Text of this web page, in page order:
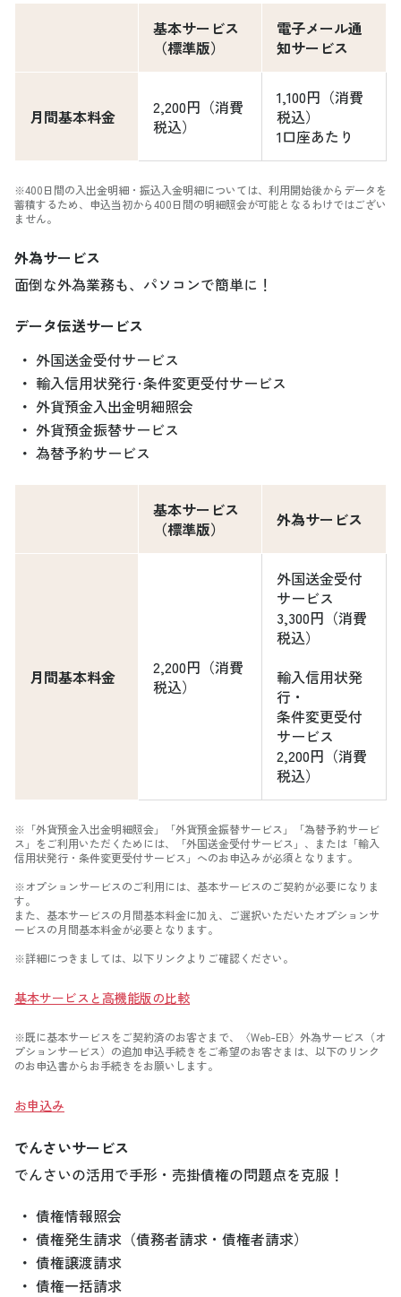
基本サービス
（標準版）
電子メール通
知サービス
月間基本料金
2,200円（消費
税込）
1,100円（消費
税込）
1口座あたり
※400日間の入出金明細・振込入金明細については、利用開始後からデータを
蓄積するため、申込当初から400日間の明細照会が可能となるわけではござい
ません。
外為サービス
面倒な外為業務も、パソコンで簡単に！
データ伝送サービス
・ 外国送金受付サービス
・ 輸入信用状発行･条件変更受付サービス
・ 外貨預金入出金明細照会
・ 外貨預金振替サービス
・ 為替予約サービス
基本サービス
（標準版）
外為サービス
月間基本料金
2,200円（消費
税込）
外国送金受付
サービス
3,300円（消費
税込）
輸入信用状発
行・
条件変更受付
サービス
2,200円（消費
税込）
※「外貨預金入出金明細照会」「外貨預金振替サービス」「為替予約サービ
ス」をご利用いただくためには、「外国送金受付サービス」、または「輸入
信用状発行・条件変更受付サービス」へのお申込みが必須となります。
※オプションサービスのご利用には、基本サービスのご契約が必要になりま
す。
また、基本サービスの月間基本料金に加え、ご選択いただいたオプションサ
ービスの月間基本料金が必要となります。
※詳細につきましては、以下リンクよりご確認ください。
基本サービスと高機能版の比較
※既に基本サービスをご契約済のお客さまで、〈Web-EB〉外為サービス（オ
プションサービス）の追加申込手続きをご希望のお客さまは、以下のリンク
のお申込書からお手続きをお願いします。
お申込み
でんさいサービス
でんさいの活用で手形・売掛債権の問題点を克服！
・ 債権情報照会
・ 債権発生請求（債務者請求・債権者請求）
・ 債権譲渡請求
・ 債権一括請求